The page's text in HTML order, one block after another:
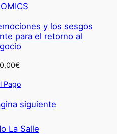
y los sesgos
para el retorno al
€
Pago
siguiente